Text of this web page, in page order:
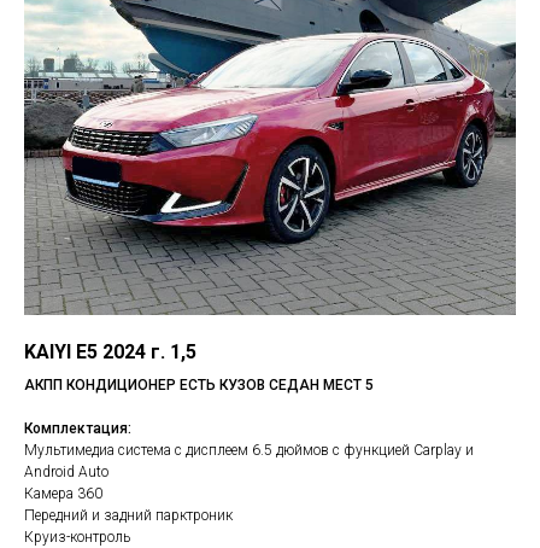
KAIYI E5 2024 г. 1,5
АКПП КОНДИЦИОНЕР ЕСТЬ КУЗОВ СЕДАН МЕСТ 5
Комплектация:
Мультимедиа система с дисплеем 6.5 дюймов с функцией Carplay и
Android Auto
Камера 360
Передний и задний парктроник
Круиз-контроль